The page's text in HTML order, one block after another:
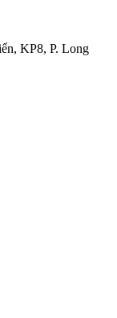
KP8, P. Long